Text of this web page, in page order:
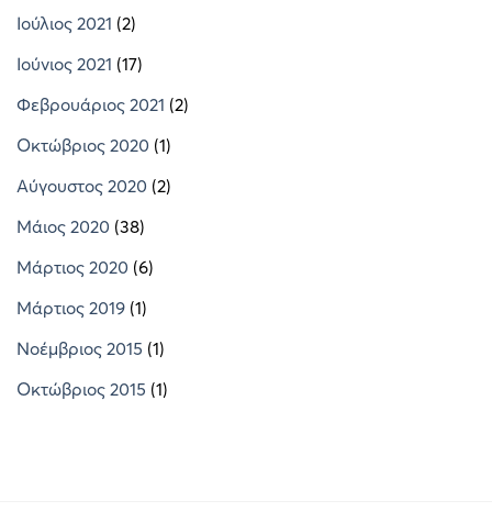
Ιούλιος 2021 (2)
Ιούνιος 2021 (17)
Φεβρουάριος 2021 (2)
Οκτώβριος 2020 (1)
Αύγουστος 2020 (2)
Μάιος 2020 (38)
Μάρτιος 2020 (6)
Μάρτιος 2019 (1)
Νοέμβριος 2015 (1)
Οκτώβριος 2015 (1)